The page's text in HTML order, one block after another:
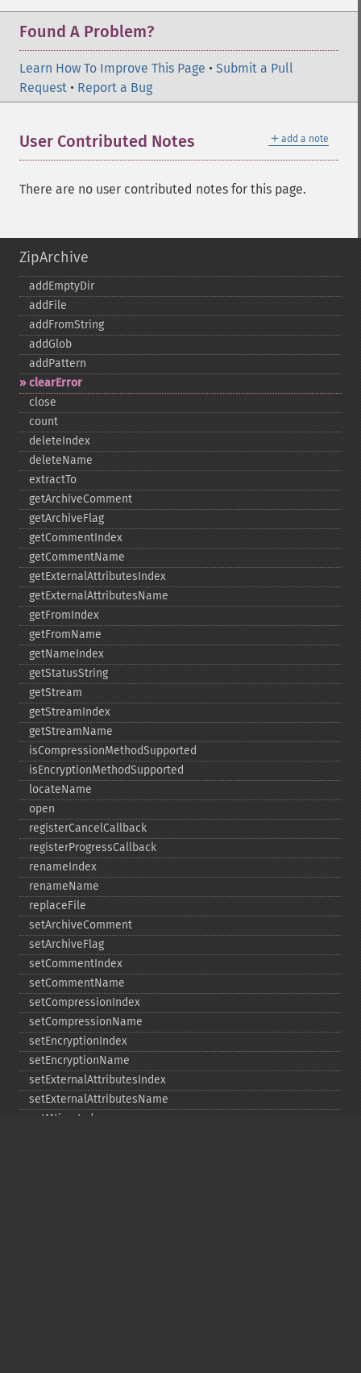
Found A Problem?
Learn How To Improve This Page • Submit a Pull
Request • Report a Bug
＋ add a note
User Contributed Notes
There are no user contributed notes for this page.
ZipArchive
addEmptyDir
addFile
addFromString
addGlob
addPattern
clearError
close
count
deleteIndex
deleteName
extractTo
getArchiveComment
getArchiveFlag
getCommentIndex
getCommentName
getExternalAttributesIndex
getExternalAttributesName
getFromIndex
getFromName
getNameIndex
getStatusString
getStream
getStreamIndex
getStreamName
isCompressionMethodSupported
isEncryptionMethodSupported
locateName
open
registerCancelCallback
registerProgressCallback
renameIndex
renameName
replaceFile
setArchiveComment
setArchiveFlag
setCommentIndex
setCommentName
setCompressionIndex
setCompressionName
setEncryptionIndex
setEncryptionName
setExternalAttributesIndex
setExternalAttributesName
setMtimeIndex